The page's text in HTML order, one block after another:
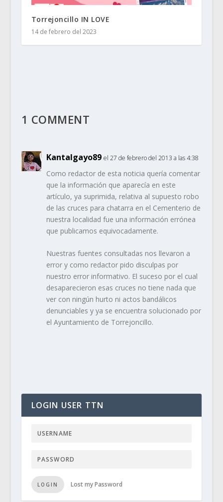
Torrejoncillo IN LOVE
14 de febrero del 2023
1 COMMENT
Kantalgayo89 el 27 de febrero del 2013 a las 4:38
Como redactor de esta noticia quería comentar
que la información que aparecía en este
artículo, ya suprimida, relativa al supuesto robo
de las cruces para chatarra en el Cementerio de
nuestra localidad fue una información errónea
que publicamos equivocadamente.
Nuestras fuentes consultadas nos llevaron a
error y como redactor pido disculpas por
nuestro error informativo. El suceso por el cual
desaparecieron esas cruces no tiene nada que
ver con ningún hurto ni actos bandálicos
denunciables y ya se encuentra solucionado por
el Ayuntamiento de Torrejoncillo.
LOGIN USER TTN
LOGIN Lost my Password